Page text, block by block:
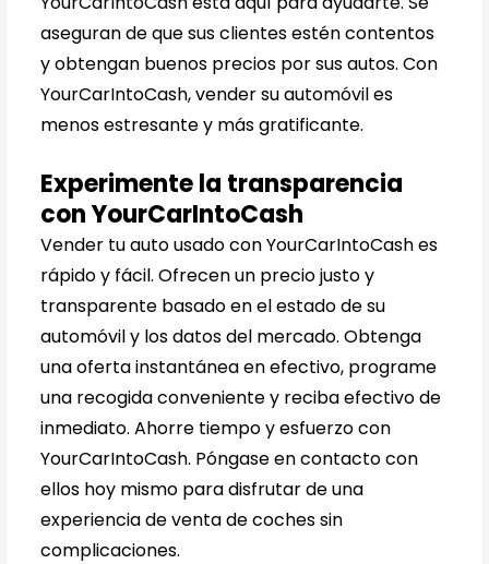
aseguran de que sus clientes estén contentos
y obtengan buenos precios por sus autos. Con
YourCarIntoCash, vender su automóvil es
menos estresante y más gratificante.
Experimente la transparencia
con YourCarIntoCash
Vender tu auto usado con YourCarIntoCash es
rápido y fácil. Ofrecen un precio justo y
transparente basado en el estado de su
automóvil y los datos del mercado. Obtenga
una oferta instantánea en efectivo, programe
una recogida conveniente y reciba efectivo de
inmediato. Ahorre tiempo y esfuerzo con
YourCarIntoCash. Póngase en contacto con
ellos hoy mismo para disfrutar de una
experiencia de venta de coches sin
complicaciones.